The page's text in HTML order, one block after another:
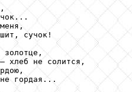
сучок!
золотце,
хлеб не солится,
гордая...